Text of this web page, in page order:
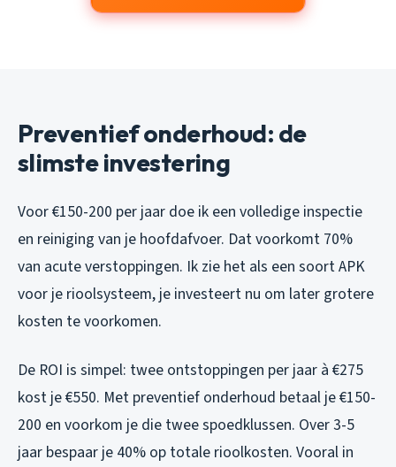
Preventief onderhoud: de
slimste investering
Voor €150-200 per jaar doe ik een volledige inspectie
en reiniging van je hoofdafvoer. Dat voorkomt 70%
van acute verstoppingen. Ik zie het als een soort APK
voor je rioolsysteem, je investeert nu om later grotere
kosten te voorkomen.
De ROI is simpel: twee ontstoppingen per jaar à €275
kost je €550. Met preventief onderhoud betaal je €150-
200 en voorkom je die twee spoedklussen. Over 3-5
jaar bespaar je 40% op totale rioolkosten. Vooral in